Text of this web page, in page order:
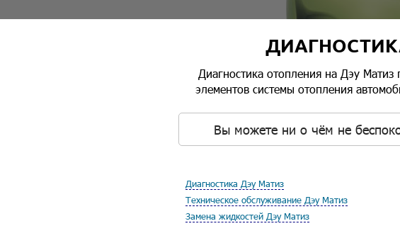
Диагностика отопления на Дэу
элементов системы отопления
Вы можете ни о чём не
Диагностика Дэу Матиз
Техническое обслуживание Дэу Матиз
Замена жидкостей Дэу Матиз